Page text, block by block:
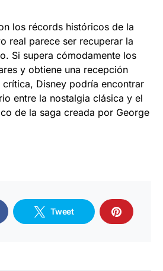
los récords históricos de la
real parece ser recuperar la
Si supera cómodamente los
y obtiene una recepción
Disney podría encontrar
entre la nostalgia clásica y el
de la saga creada por George
Tweet